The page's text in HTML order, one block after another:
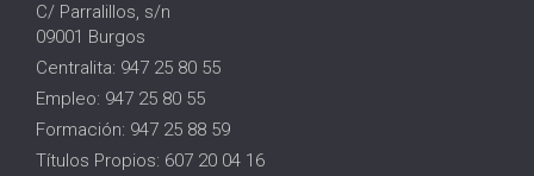
C/ Parralillos, s/n
09001 Burgos
Centralita: 947 25 80 55
Empleo: 947 25 80 55
Formación: 947 25 88 59
Títulos Propios: 607 20 04 16